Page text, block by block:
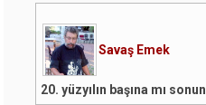
Savaş Emek
20. yüzyılın başına mı